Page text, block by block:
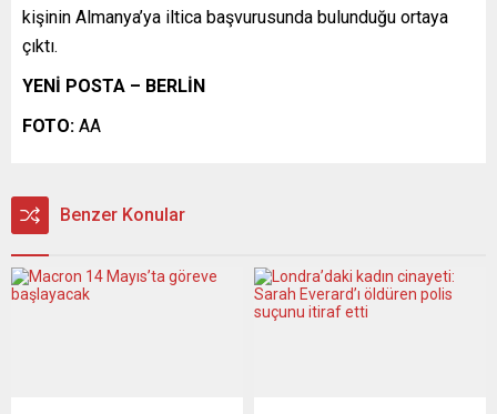
kişinin Almanya’ya iltica başvurusunda bulunduğu ortaya
çıktı.
YENİ POSTA – BERLİN
FOTO: AA
Benzer Konular